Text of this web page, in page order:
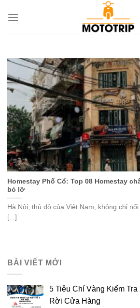
đến
Homestay Phố Cổ: Top 08 Homestay
bỏ lỡ
Hà Nội, thủ đô của Việt Nam, không chỉ
[...]
BÀI VIẾT MỚI
5 Tiêu Chí Vàng Kiểm
Rời Cửa Hàng